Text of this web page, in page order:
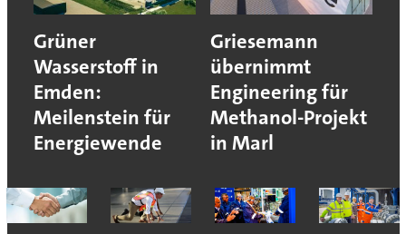
Grüner
Wasserstoff in
Emden:
Meilenstein für
Energiewende
Griesemann
übernimmt
Engineering für
Methanol-Projekt
in Marl